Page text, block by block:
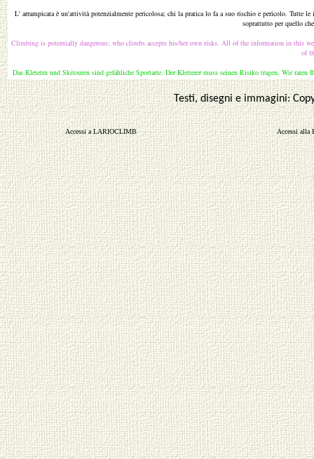
L' arrampicata è un'attività potenzialmente pericolosa; chi la pratica lo fa a suo rischio e pericolo.
soprattutto per quello
Climbing is potentially dangerous; who climbs accepts his/her own risks. All of the information in this
of
Das Kletetrn und Skitouren sind gefähliche Sportarte. Der Kletterer muss seinen Risiko tragen. Wir raten
Testi, disegni e immagini:
Accessi a LARIOCLIMB Accessi alla